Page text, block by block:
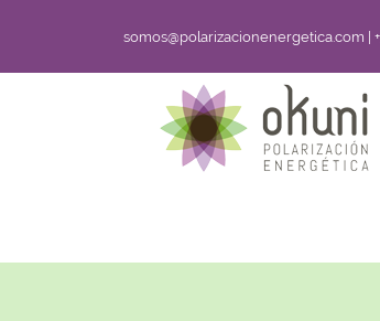
somos@polarizacionenergetica.com |